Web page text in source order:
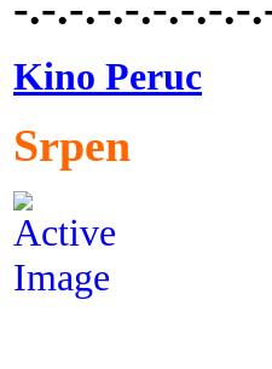
Kino Peruc
Srpen